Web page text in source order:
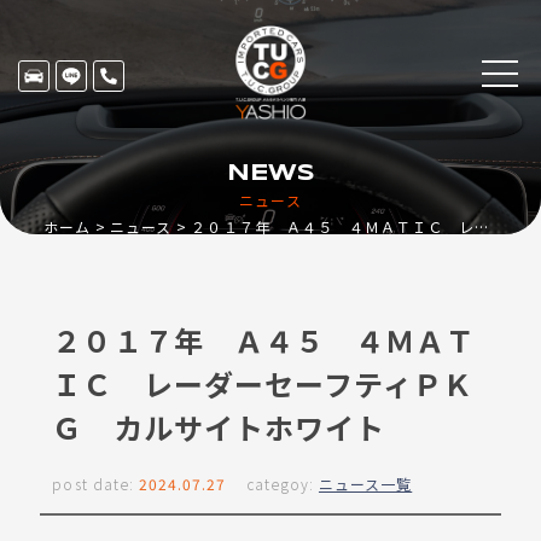
ニュース
NEWS
ホーム ニュース ２０１７年 Ａ４５ ４ＭＡＴＩＣ レーダーセーフティＰＫＧ カルサイトホワイト
２０１７年 Ａ４５ ４ＭＡＴ
ＩＣ レーダーセーフティＰＫ
Ｇ カルサイトホワイト
post date: 2024.07.27 categoy: ニュース一覧